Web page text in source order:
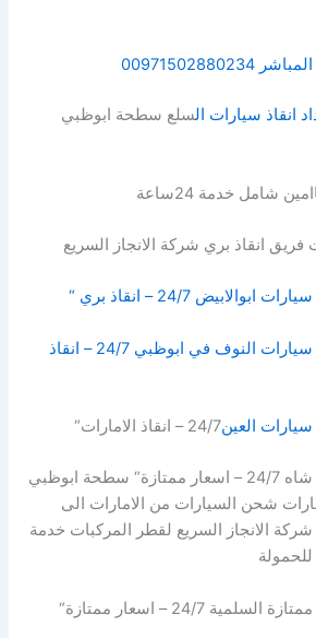
انقاذ سيارات السلع سطحة ابوظبي
شامل خدمة 24ساعة
فريق انقاذ بري شركة الانجاز السريع
24/7 – انقاذ بري “
”بردكون استرداد انقاذ سيارات النوف في ابوظبي 24/7 – انقاذ
سيارات العين24/7 – انقاذ الامارات“
”بردكون استرداد انقاذ شاه 24/7 – اسعار ممتازة“ سطحة ابوظبي
شحن السيارات من الامارات الى
الانجاز السريع لقطر المركبات خدمة
”بردكون استرداد انقاذ ممتازة السلمية 24/7 – اسعار ممتازة“